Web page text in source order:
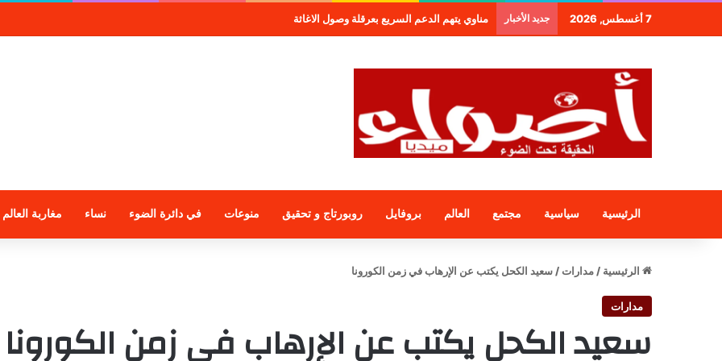
7 أغسطس, 2026 جديد الأخبار مناوي يتهم الدعم السريع بعرقلة وصول الاغاثة
الرئيسية سياسية مجتمع العالم بروفايل روبورتاج و تحقيق منوعات في دائرة الضوء نساء مغاربة العالم
الرئيسية / مدارات / سعيد الكحل يكتب عن الإرهاب في زمن الكورونا
مدارات
سعيد الكحل يكتب عن الإرهاب في زمن الكورونا